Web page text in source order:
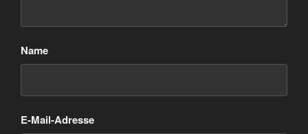
Name
E-Mail-Adresse